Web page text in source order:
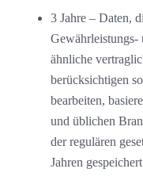
3 Jahre – Daten,
Gewährleistungs-
ähnliche
berücksichtigen
bearbeiten,
und üblichen
der regulären
Jahren